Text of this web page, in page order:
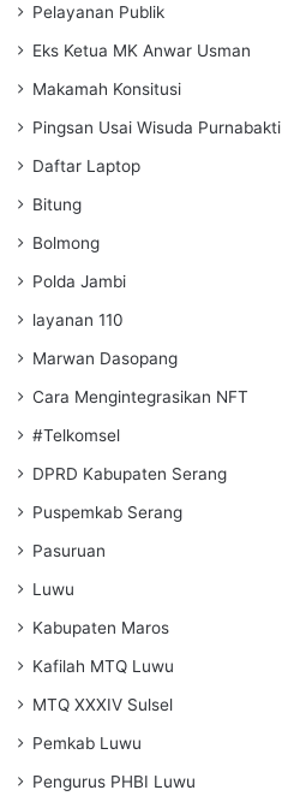
Pelayanan Publik
Eks Ketua MK Anwar Usman
Makamah Konsitusi
Pingsan Usai Wisuda Purnabakti
Daftar Laptop
Bitung
Bolmong
Polda Jambi
layanan 110
Marwan Dasopang
Cara Mengintegrasikan NFT
#Telkomsel
DPRD Kabupaten Serang
Puspemkab Serang
Pasuruan
Luwu
Kabupaten Maros
Kafilah MTQ Luwu
MTQ XXXIV Sulsel
Pemkab Luwu
Pengurus PHBI Luwu